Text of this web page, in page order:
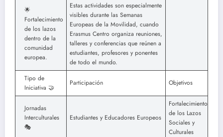
🌟
Fortalecimiento
de los lazos
dentro de la
comunidad
europea.
Estas actividades son especialmente
visibles durante las Semanas
Europeas de la Movilidad, cuando
Erasmus Centro organiza reuniones,
talleres y conferencias que reúnen a
estudiantes, profesores y ponentes
de todo el mundo.
Tipo de
Iniciativa 🤝
Participación Objetivos
Jornadas
Interculturales
🎭
Estudiantes y Educadores Europeos
Fortalecimiento
de los Lazos
Sociales y
Culturales